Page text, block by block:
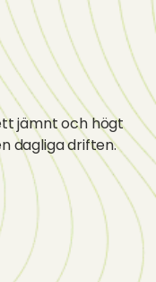
jämnt och högt
dagliga driften.